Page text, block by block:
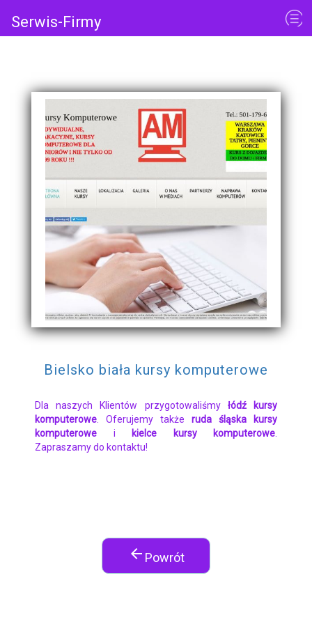
Serwis-Firmy
Bielsko biała kursy komputerowe
Dla naszych Klientów przygotowaliśmy łódź kursy
komputerowe . Oferujemy także ruda śląska kursy
komputerowe i kielce kursy komputerowe
Zapraszamy do kontaktu!
arrow_back Powrót